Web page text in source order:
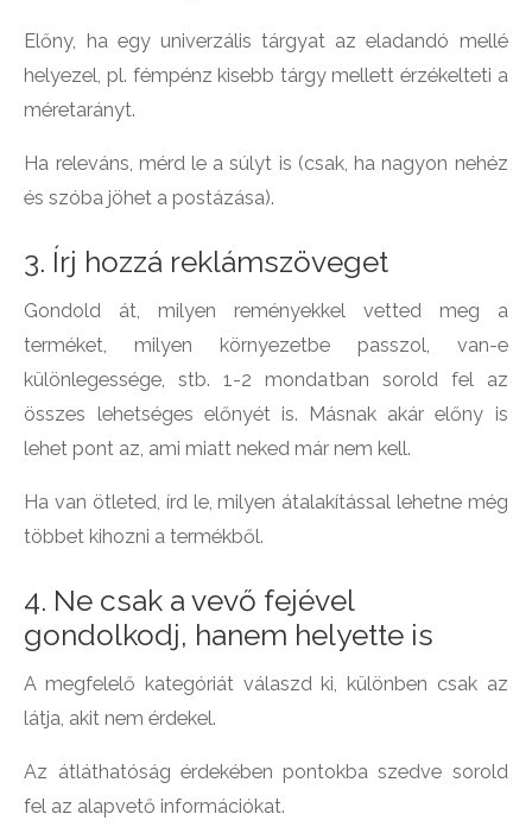
Előny, ha egy univerzális tárgyat az eladandó mellé
helyezel, pl. fémpénz kisebb tárgy mellett érzékelteti a
méretarányt.
Ha releváns, mérd le a súlyt is (csak, ha nagyon nehéz
és szóba jöhet a postázása).
3. Írj hozzá reklámszöveget
Gondold át, milyen reményekkel vetted meg a
terméket, milyen környezetbe passzol, van-e
különlegessége, stb. 1-2 mondatban sorold fel az
összes lehetséges előnyét is. Másnak akár előny is
lehet pont az, ami miatt neked már nem kell.
Ha van ötleted, írd le, milyen átalakítással lehetne még
többet kihozni a termékből.
4. Ne csak a vevő fejével
gondolkodj, hanem helyette is
A megfelelő kategóriát válaszd ki, különben csak az
látja, akit nem érdekel.
Az átláthatóság érdekében pontokba szedve sorold
fel az alapvető információkat.